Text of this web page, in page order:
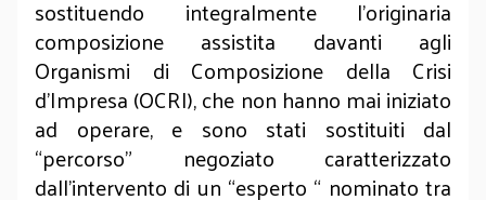
sostituendo integralmente l’originaria
composizione assistita davanti agli
Organismi di Composizione della Crisi
d’Impresa (OCRI), che non hanno mai iniziato
ad operare, e sono stati sostituiti dal
“percorso” negoziato caratterizzato
dall’intervento di un “esperto “ nominato tra